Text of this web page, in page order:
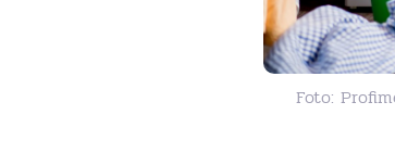
Foto: